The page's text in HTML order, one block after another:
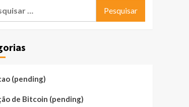
(pending)
de Bitcoin (pending)